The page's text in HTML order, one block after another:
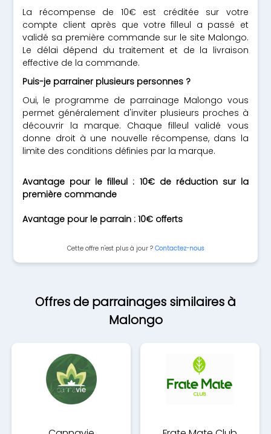
La récompense de 10€ est créditée sur votre
compte client après que votre filleul a passé et
validé sa première commande sur le site Malongo.
Le délai dépend du traitement et de la livraison
effective de la commande.
Puis-je parrainer plusieurs personnes ?
Oui, le programme de parrainage Malongo vous
permet généralement d'inviter plusieurs proches à
découvrir la marque. Chaque filleul validé vous
donne droit à une nouvelle récompense, dans la
limite des conditions définies par la marque.
Avantage pour le filleul : 10€ de réduction sur la
première commande
Avantage pour le parrain : 10€ offerts
Cette offre n'est plus à jour ? Contactez-nous
Offres de parrainages similaires à
Malongo